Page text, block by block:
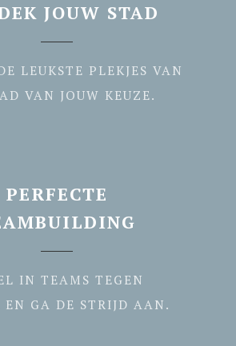
JOUW STAD
LEUKSTE PLEKJES VAN
VAN JOUW KEUZE.
PERFECTE
IN TEAMS TEGEN
EN GA DE STRIJD AAN.